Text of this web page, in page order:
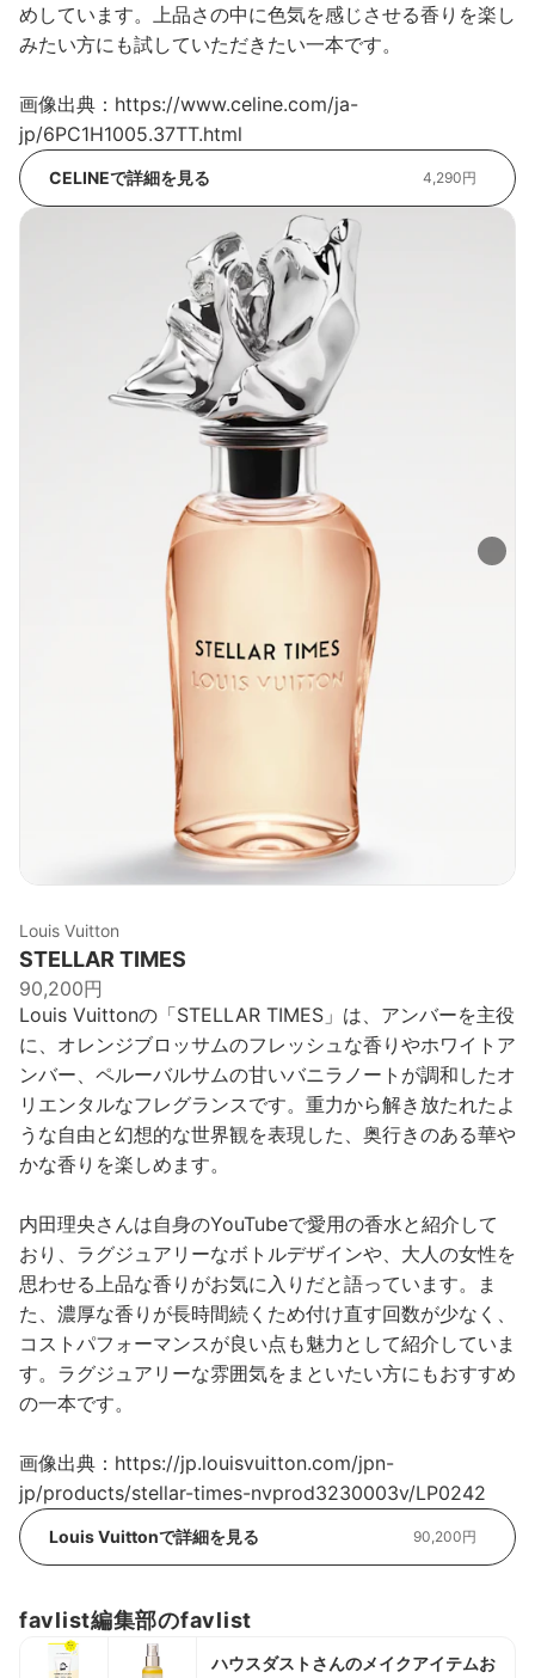
めしています。上品さの中に色気を感じさせる香りを楽し
みたい方にも試していただきたい一本です。
画像出典：https://www.celine.com/ja-
jp/6PC1H1005.37TT.html
CELINEで詳細を見る 4,290円
Louis Vuitton
STELLAR TIMES
90,200円
Louis Vuittonの「STELLAR TIMES」は、アンバーを主役
に、オレンジブロッサムのフレッシュな香りやホワイトア
ンバー、ペルーバルサムの甘いバニラノートが調和したオ
リエンタルなフレグランスです。重力から解き放たれたよ
うな自由と幻想的な世界観を表現した、奥行きのある華や
かな香りを楽しめます。
内田理央さんは自身のYouTubeで愛用の香水と紹介して
おり、ラグジュアリーなボトルデザインや、大人の女性を
思わせる上品な香りがお気に入りだと語っています。ま
た、濃厚な香りが長時間続くため付け直す回数が少なく、
コストパフォーマンスが良い点も魅力として紹介していま
す。ラグジュアリーな雰囲気をまといたい方にもおすすめ
の一本です。
画像出典：https://jp.louisvuitton.com/jpn-
jp/products/stellar-times-nvprod3230003v/LP0242
Louis Vuittonで詳細を見る 90,200円
favlist編集部のfavlist
ハウスダストさんのメイクアイテムお